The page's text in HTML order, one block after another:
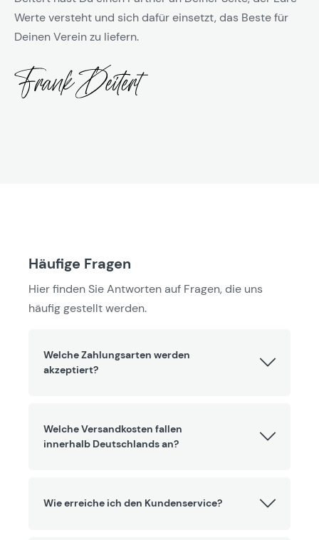
Werte versteht und sich dafür einsetzt, das Beste für
Deinen Verein zu liefern.
Häufige Fragen
Hier finden Sie Antworten auf Fragen, die uns
häufig gestellt werden.
Welche Zahlungsarten werden
akzeptiert?
Welche Versandkosten fallen
innerhalb Deutschlands an?
Wie erreiche ich den Kundenservice?